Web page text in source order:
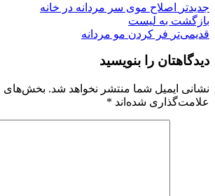
جدیدتر
اصلاح موی سر مردانه در خانه
بازگشت به لیست
قدیمی‌تر فر کردن مو مردانه
دیدگاهتان را بنویسید
نشانی ایمیل شما منتشر نخواهد شد. بخش‌های
علامت‌گذاری شده‌اند *